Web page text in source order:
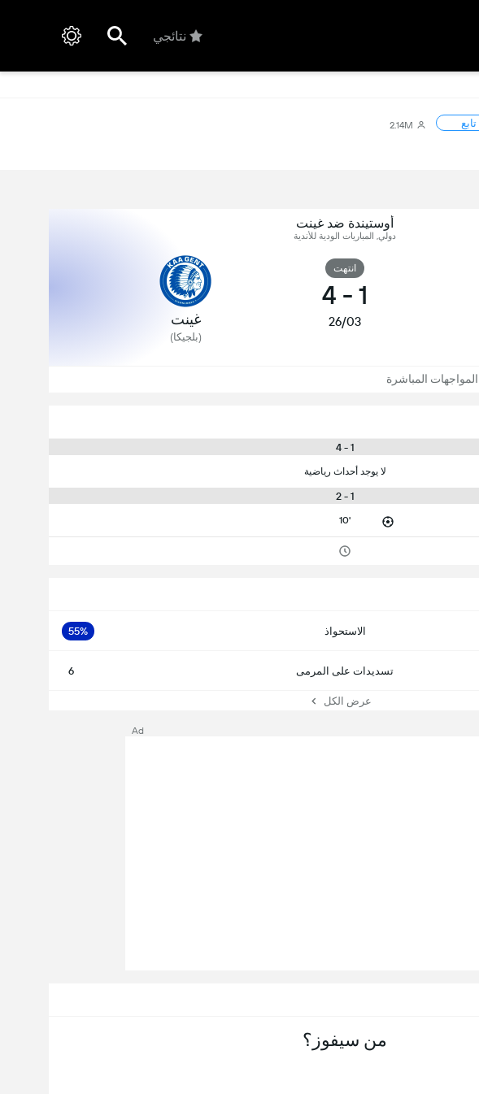
نتائجي
تابع 2.14M
أوستيندة ضد غينت
دولي, المباريات الودية للأندية
انتهت
1
-
4
26/03 غينت
(بلجيكا)
المواجهات المباشرة
1 - 4
لا يوجد أحداث رياضية
1 - 2
10'
الاستحواذ 55%
تسديدات على المرمى 6
عرض الكل
من سيفوز؟
Ad